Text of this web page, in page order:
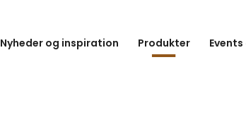
Nyheder og inspiration Produkter